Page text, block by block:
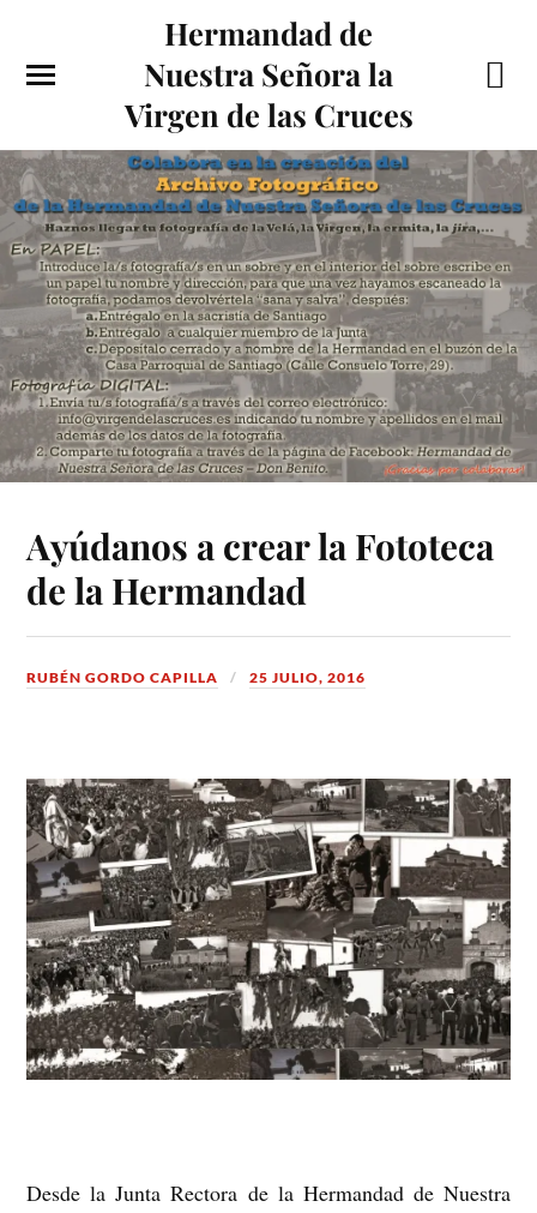
Hermandad de
Nuestra Señora la
Virgen de las Cruces
Ayúdanos a crear la Fototeca
de la Hermandad
RUBÉN GORDO CAPILLA 25 JULIO, 2016
Desde la Junta Rectora de la Hermandad de Nuestra